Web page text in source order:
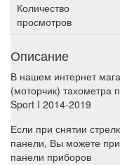
Количество
просмотров
Описание
В нашем интернет
(моторчик) тахометра
Sport I 2014-2019
Если при снятии
панели, Вы можете
панели приборов